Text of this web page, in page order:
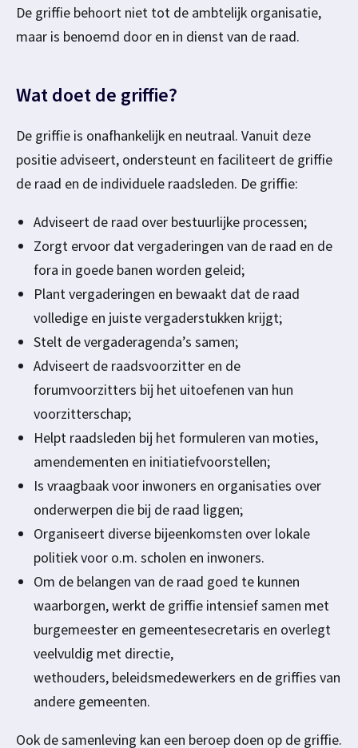
e
De griffie behoort niet tot de ambtelijk organisatie,
maar is benoemd door en in dienst van de raad.
Wat doet de griffie?
De griffie is onafhankelijk en neutraal. Vanuit deze
positie adviseert, ondersteunt en faciliteert de griffie
de raad en de individuele raadsleden. De griffie:
Adviseert de raad over bestuurlijke processen;
Zorgt ervoor dat vergaderingen van de raad en de
fora in goede banen worden geleid;
Plant vergaderingen en bewaakt dat de raad
volledige en juiste vergaderstukken krijgt;
Stelt de vergaderagenda’s samen;
Adviseert de raadsvoorzitter en de
forumvoorzitters bij het uitoefenen van hun
voorzitterschap;
Helpt raadsleden bij het formuleren van moties,
amendementen en initiatiefvoorstellen;
Is vraagbaak voor inwoners en organisaties over
onderwerpen die bij de raad liggen;
Organiseert diverse bijeenkomsten over lokale
politiek voor o.m. scholen en inwoners.
Om de belangen van de raad goed te kunnen
waarborgen, werkt de griffie intensief samen met
burgemeester en gemeentesecretaris en overlegt
veelvuldig met directie,
wethouders, beleidsmedewerkers en de griffies van
andere gemeenten.
Ook de samenleving kan een beroep doen op de griffie.